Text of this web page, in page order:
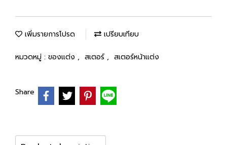
เพิ่มรายการโปรด เปรียบเทียบ
หมวดหมู่ : ของแต่ง , สเตอร์ , สเตอร์หน้าแต่ง
Share